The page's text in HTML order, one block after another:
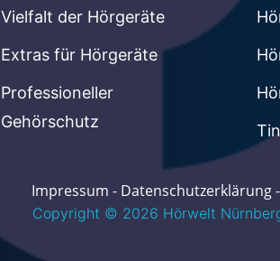
Vielfalt der Hörgeräte
Extras für Hörgeräte
Professioneller
Gehörschutz
Impressum - Datenschutzerklärung-
Copyright © 2026 Hörwelt